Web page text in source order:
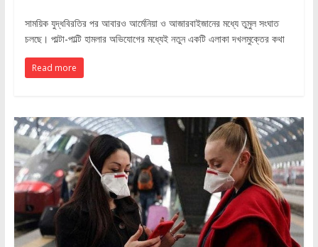
সাময়িক যুদ্ধবিরতির পর আবারও আর্মেনিয়া ও আজারবাইজানের মধ্যে তুমুল সংঘাত
চলছে। পাল্টা-পাল্টি হামলার অভিযোগের মধ্যেই নতুন একটি এলাকা দখলমুক্তের কথা
Read more